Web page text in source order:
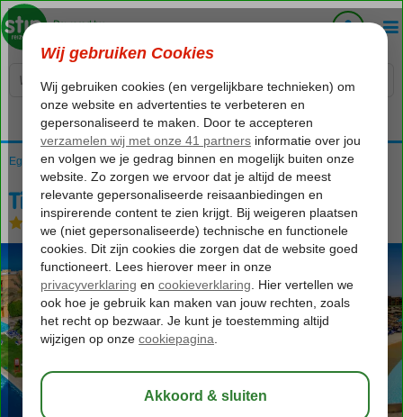
Voelt als thuiskomen...
Egypte Rode Zee Hurghada Hurghada-Stad Titanic Palace & Aqua Park
Titanic Palace & Aqua Park
All Inclusive Hotel